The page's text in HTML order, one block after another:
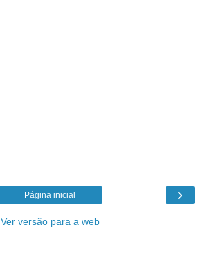
›
Página inicial
Ver versão para a web